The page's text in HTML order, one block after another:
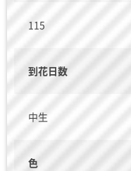
115
到花日数
中生
色